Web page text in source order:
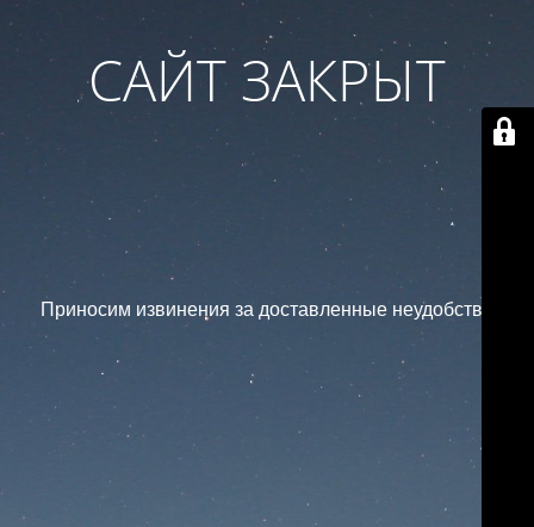
САЙТ ЗАКРЫТ
Приносим извинения за доставленные неудобства